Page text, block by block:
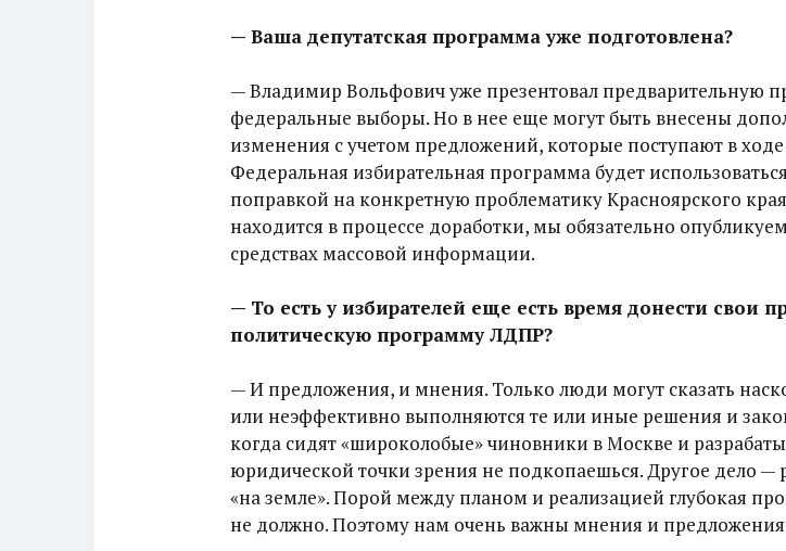
— Ваша депутатская программа уже подготовлена?
— Владимир Вольфович уже презентовал предварительную
федеральные выборы. Но в нее еще могут быть внесены
изменения с учетом предложений, которые поступают в ходе
Федеральная избирательная программа будет
поправкой на конкретную проблематику Красноярского
находится в процессе доработки, мы обязательно
средствах массовой информации.
— То есть у избирателей еще есть время донести свои
политическую программу ЛДПР?
— И предложения, и мнения. Только люди могут сказать
или неэффективно выполняются те или иные решения и
когда сидят «широколобые» чиновники в Москве и
юридической точки зрения не подкопаешься. Другое дело —
«на земле». Порой между планом и реализацией глубокая
не должно. Поэтому нам очень важны мнения и предложения